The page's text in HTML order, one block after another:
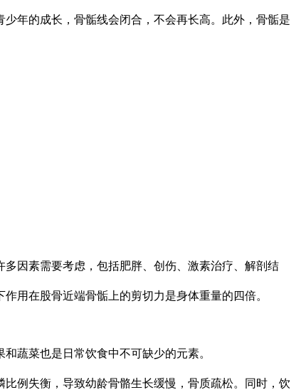
年的成长，骨骺线会闭合，不会再长高。此外，骨骺是
因素需要考虑，包括肥胖、创伤、激素治疗、解剖结
用在股骨近端骨骺上的剪切力是身体重量的四倍。
蔬菜也是日常饮食中不可缺少的元素。
例失衡，导致幼龄骨骼生长缓慢，骨质疏松。同时，饮